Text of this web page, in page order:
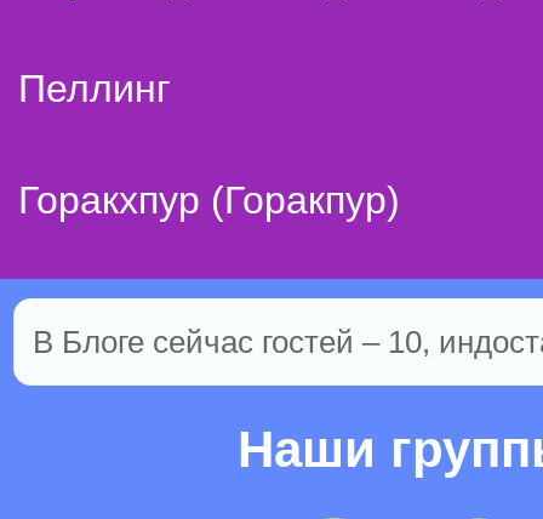
Пеллинг
Горакхпур (Горакпур)
В Блоге сейчас гостей – 10,
Наши